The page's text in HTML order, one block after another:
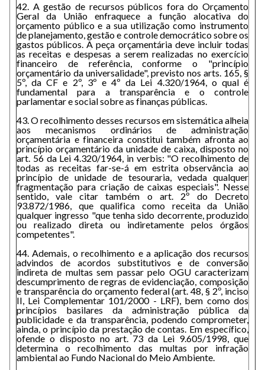
42. A gestão de recursos públicos fora do Orçamento
Geral da União enfraquece a função alocativa do
orçamento público e a sua utilização como instrumento
de planejamento, gestão e controle democrático sobre os
gastos públicos. A peça orçamentária deve incluir todas
as receitas e despesas a serem realizadas no exercício
financeiro de referência, conforme o "princípio
orçamentário da universalidade", previsto nos arts. 165, §
5º, da CF e 2º, 3º e 4º da Lei 4.320/1964, o qual é
fundamental para a transparência e o controle
parlamentar e social sobre as finanças públicas.
43. O recolhimento desses recursos em sistemática alheia
aos mecanismos ordinários de administração
orçamentária e financeira constitui também afronta ao
princípio orçamentário da unidade de caixa, disposto no
art. 56 da Lei 4.320/1964, in verbis: "O recolhimento de
todas as receitas far-se-á em estrita observância ao
princípio de unidade de tesouraria, vedada qualquer
fragmentação para criação de caixas especiais". Nesse
sentido, vale citar também o art. 2º do Decreto
93.872/1986, que qualifica como receita da União
qualquer ingresso "que tenha sido decorrente, produzido
ou realizado direta ou indiretamente pelos órgãos
competentes".
44. Ademais, o recolhimento e a aplicação dos recursos
advindos de acordos substitutivos e de conversão
indireta de multas sem passar pelo OGU caracterizam
descumprimento de regras de evidenciação, composição
e transparência do orçamento federal (art. 48, § 2º, inciso
II, Lei Complementar 101/2000 - LRF), bem como dos
princípios basilares da administração pública da
publicidade e da transparência, podendo comprometer,
ainda, o princípio da prestação de contas. Em específico,
ofende o disposto no art. 73 da Lei 9.605/1998, que
determina o recolhimento das multas por infração
ambiental ao Fundo Nacional do Meio Ambiente.